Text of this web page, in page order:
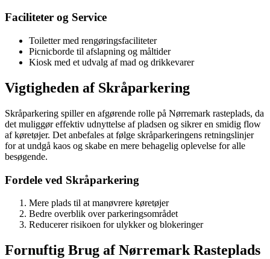
Faciliteter og Service
Toiletter med rengøringsfaciliteter
Picnicborde til afslapning og måltider
Kiosk med et udvalg af mad og drikkevarer
Vigtigheden af Skråparkering
Skråparkering spiller en afgørende rolle på Nørremark rasteplads, da
det muliggør effektiv udnyttelse af pladsen og sikrer en smidig flow
af køretøjer. Det anbefales at følge skråparkeringens retningslinjer
for at undgå kaos og skabe en mere behagelig oplevelse for alle
besøgende.
Fordele ved Skråparkering
Mere plads til at manøvrere køretøjer
Bedre overblik over parkeringsområdet
Reducerer risikoen for ulykker og blokeringer
Fornuftig Brug af Nørremark Rasteplads